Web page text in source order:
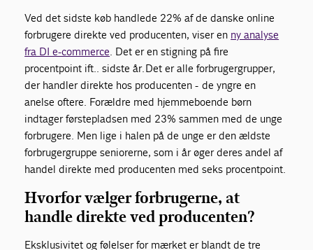
Ved det sidste køb handlede 22% af de danske online
forbrugere direkte ved producenten, viser en ny analyse
fra DI e-commerce . Det er en stigning på fire
procentpoint ift.. sidste år. Det er alle forbrugergrupper,
der handler direkte hos producenten - de yngre en
anelse oftere. Forældre med hjemmeboende børn
indtager førstepladsen med 23% sammen med de unge
forbrugere. Men lige i halen på de unge er den ældste
forbrugergruppe seniorerne, som i år øger deres andel af
handel direkte med producenten med seks procentpoint.
Hvorfor vælger forbrugerne, at
handle direkte ved producenten?
Eksklusivitet og følelser for mærket er blandt de tre